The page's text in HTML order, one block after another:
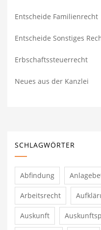
Entscheide Familienrecht
Entscheide Sonstiges
Erbschaftssteuerrecht
Neues aus der Kanzlei
SCHLAGWÖRTER
Abfindung
Arbeitsrecht
Auskunft